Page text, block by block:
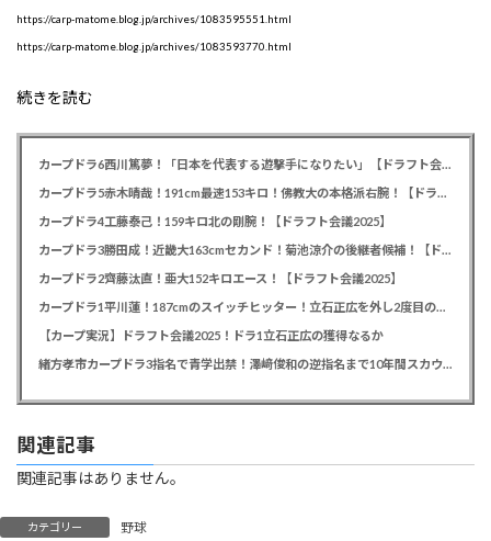
https://carp-matome.blog.jp/archives/1083595551.html
https://carp-matome.blog.jp/archives/1083593770.html
続きを読む
カープドラ6西川篤夢！「日本を代表する遊撃手になりたい」【ドラフト会議2025】
カープドラ5赤木晴哉！191cm最速153キロ！佛教大の本格派右腕！【ドラフト会議2025】
カープドラ4工藤泰己！159キロ北の剛腕！【ドラフト会議2025】
カープドラ3勝田成！近畿大163cmセカンド！菊池涼介の後継者候補！【ドラフト会議2025】
カープドラ2齊藤汰直！亜大152キロエース！【ドラフト会議2025】
カープドラ1平川蓮！187cmのスイッチヒッター！立石正広を外し2度目の重複も新井監督がクジを引き当てる！【ドラフト会議2025】
【カープ実況】ドラフト会議2025！ドラ1立石正広の獲得なるか
緒方孝市カープドラ3指名で青学出禁！澤﨑俊和の逆指名まで10年間スカウト出禁
関連記事
関連記事はありません。
カテゴリー 野球